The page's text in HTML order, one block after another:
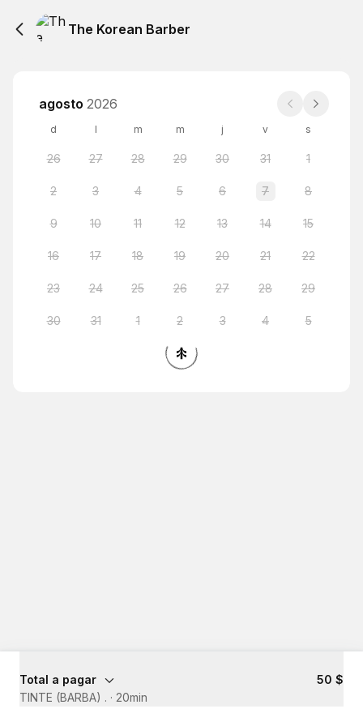
The Korean Barber
agosto 2026
d l m m j v s
26 27 28 29 30 31 1
2 3 4 5 6 7 8
9 10 11 12 13 14 15
16 17 18 19 20 21 22
23 24 25 26 27 28 29
30 31 1 2 3 4 5
Total a pagar
50 $
TINTE (BARBA) . · 20min